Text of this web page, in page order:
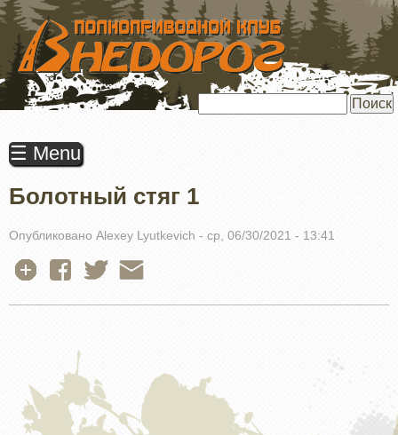
ПЕРЕЙТИ
ОСНОВНОМУ
СОДЕРЖАНИЮ
☰ Menu
Болотный стяг 1
Опубликовано Alexey Lyutkevich - ср, 06/30/2021 - 13:41